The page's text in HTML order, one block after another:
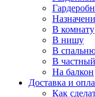
В комнату
В нишу
В
В
На балкон
Доставка и
Как